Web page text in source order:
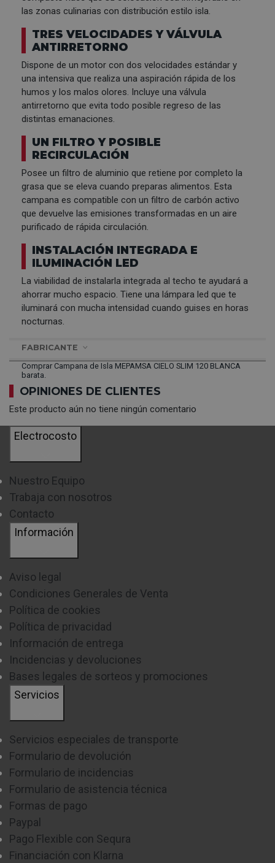
las zonas culinarias con distribución estilo isla.
TRES VELOCIDADES Y VÁLVULA
ANTIRRETORNO
Dispone de un motor con dos velocidades estándar y
una intensiva que realiza una aspiración rápida de los
humos y los malos olores. Incluye una válvula
antirretorno que evita todo posible regreso de las
distintas emanaciones.
UN FILTRO Y POSIBLE
RECIRCULACIÓN
Posee un filtro de aluminio que retiene por completo la
grasa que se eleva cuando preparas alimentos. Esta
campana es compatible con un filtro de carbón activo
que devuelve las emisiones transformadas en un aire
purificado de rápida circulación.
INSTALACIÓN INTEGRADA E
ILUMINACIÓN LED
La viabilidad de instalarla integrada al techo te ayudará a
ahorrar mucho espacio. Tiene una lámpara led que te
iluminará con mucha intensidad cuando guises en horas
nocturnas.
FABRICANTE
Comprar Campana de Isla MEPAMSA CIELO SLIM 120 BLANCA
barata.
OPINIONES DE CLIENTES
Este producto aún no tiene ningún comentario
Electrocosto
Nuestro Equipo
Trabaja con nosotros
Contacto
Información
Aviso legal
Condiciones Generales de Venta
Política de cookies
Política de privacidad
Información de entrega
Incidencias y devoluciones
Bases legales de sorteos y promociones
Servicios
Servicios especiales de transporte
Formulario de devolución
Formulario de incidencias
Formulario de asistencia técnica
Formas de pago
Paypal
Pago Flexible con Sequra
Financiación con Klarna